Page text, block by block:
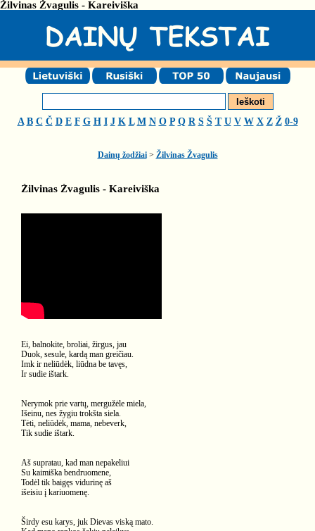
Žilvinas Žvagulis - Kareiviška
A B C Č D E F G H I J K L M N O P Q R S Š T U V W X Z Ž 0-9
Dainų žodžiai> Žilvinas Žvagulis
Žilvinas Žvagulis - Kareiviška
Ei, balnokite, broliai, žirgus, jau
Duok, sesule, kardą man greičiau.
Imk ir neliūdėk, liūdna be tavęs,
Ir sudie ištark.
Nerymok prie vartų, mergužėle miela,
Išeinu, nes žygiu trokšta siela.
Tėti, neliūdėk, mama, nebeverk,
Tik sudie ištark.
Aš supratau, kad man nepakeliui
Su kaimiška bendruomene,
Todėl tik baigęs vidurinę aš
išeisiu į kariuomenę.
Širdy esu karys, juk Dievas viską mato.